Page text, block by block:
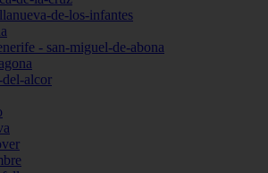
de-los-infantes
- san-miguel-de-abona
alcor